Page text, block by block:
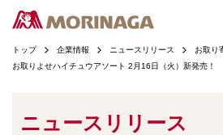
トップ 企業情報 ニュースリリース
お取り
お取りよせハイチュウアソート 2月16日（火）新発売！
ニュースリリース